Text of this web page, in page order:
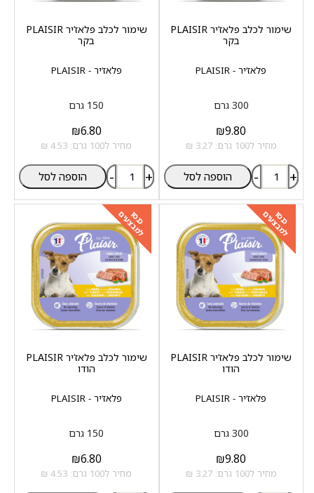
פלאז‘יר - PLAISIR
שימור לכלב פלאז‘יר PLAISIR
בקר
300 גרם
₪9.80
מחיר ל100 גרם: 3.27 ₪
- + הוספה לסל
פלאז‘יר - PLAISIR
שימור לכלב פלאז‘יר PLAISIR
בקר
150 גרם
₪6.80
מחיר ל100 גרם: 4.53 ₪
- + הוספה לסל
כנסו
למבצעים
פלאז‘יר - PLAISIR
שימור לכלב פלאז‘יר PLAISIR
הודו
300 גרם
₪9.80
מחיר ל100 גרם: 3.27 ₪
כנסו
למבצעים
פלאז‘יר - PLAISIR
שימור לכלב פלאז‘יר PLAISIR
הודו
150 גרם
₪6.80
מחיר ל100 גרם: 4.53 ₪